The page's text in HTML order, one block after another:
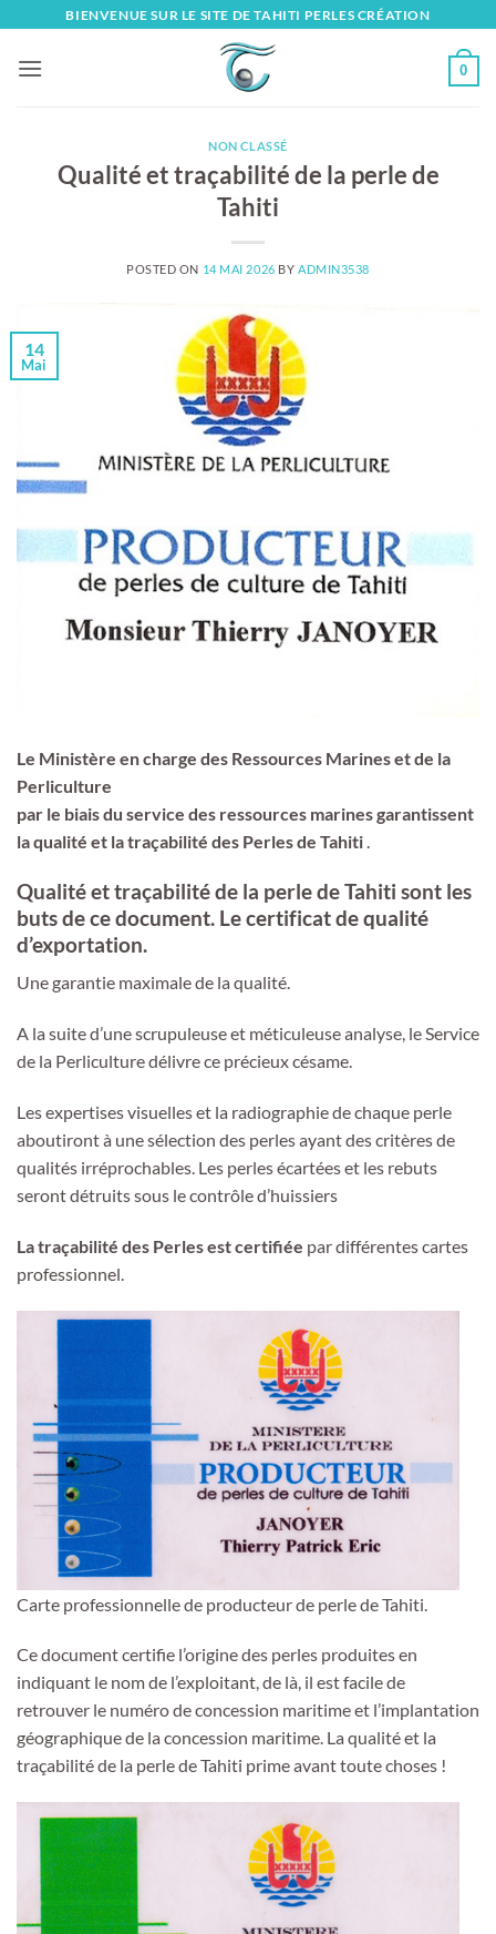
content
BIENVENUE SUR LE SITE DE TAHITI PERLES CRÉATION
0
NON CLASSÉ
Qualité et traçabilité de la perle de
Tahiti
POSTED ON 14 MAI 2026 BY ADMIN3538
14
Mai
Le Ministère en charge des Ressources Marines et de la
Perliculture
par le biais du service des ressources marines garantissent
laqualité et la traçabilité des Perles de Tahiti.
Qualité et traçabilité de la perle de Tahiti sont les
buts de ce document. Le certificat de qualité
d’exportation.
Une garantie maximale de la qualité.
A la suite d’une scrupuleuse et méticuleuse analyse, le Service
de la Perliculture délivre ce précieux césame.
Les expertises visuelles et la radiographie de chaque perle
aboutiront à une sélection des perles ayant des critères de
qualités irréprochables. Les perles écartées et les rebuts
seront détruits sous le contrôle d’huissiers
La traçabilité des Perles est certifiée par différentes cartes
professionnel.
Carte professionnelle de producteur de perle de Tahiti.
Ce document certifie l’origine des perles produites en
indiquant le nom de l’exploitant, de là, il est facile de
retrouver le numéro de concession maritime et l’implantation
géographique de la concession maritime. La qualité et la
traçabilité de la perle de Tahiti prime avant toute choses !